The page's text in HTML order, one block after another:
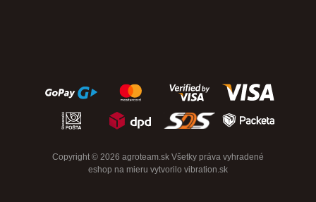
Copyright © 2026 agroteam.sk Všetky práva vyhradené
eshop na mieru vytvorilo vibration.sk